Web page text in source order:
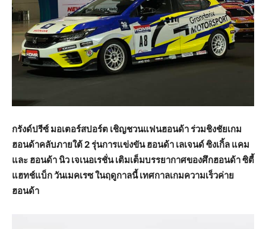
กรังด์ปรีซ์ มอเตอร์สปอร์ต เชิญชวนแฟนฮอนด้า ร่วมชิงชัยเกม
ฮอนด้าคลับภายใต้ 2 รุ่นการแข่งขัน ฮอนด้า เลเจนด์ ซิงเกิ้ล แคม
และ ฮอนด้า นิว เจเนอเรชั่น เติมเต็มบรรยากาศของศึกฮอนด้า ซิตี้
แฮทช์แบ็ก วันเมคเรซ ในฤดูกาลนี้ เทศกาลเกมความเร็วค่าย
ฮอนด้า